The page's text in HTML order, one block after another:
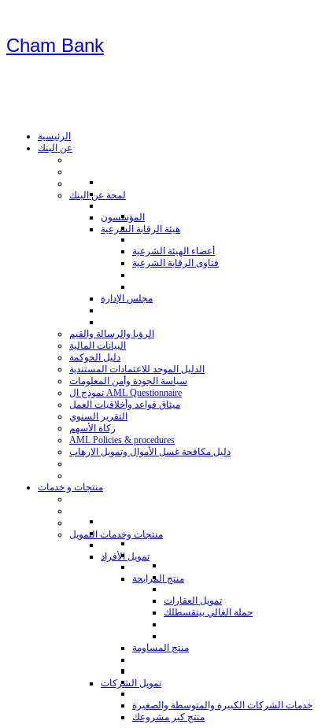
Cham Bank
الرئيسية
عن البنك
لمحة عن البنك
المؤسسون
هيئة الرقابة الشرعية
أعضاء الهيئة الشرعية
فتاوى الرقابة الشرعية
مجلس الإدارة
الرؤيا والرسالة والقيم
البيانات المالية
دليل الحوكمة
الدليل الموحد للاعتمادات المستندية
سياسة الجودة وأمن المعلومات
نموذج ال AML Questionnaire
ميثاق قواعد وأخلاقيات العمل
التقرير السنوي
زكاة الأسهم
AML Policies & procedures
دليل مكافحة غسل الأموال وتمويل الارهاب
منتجات و خدمات
منتجات وخدمات التمويل
تمويل الأفراد
منتج المرابحة
تمويل العقارات
حملة الغالي بيتقسطلك
منتج المساومة
تمويل الشركات
خدمات الشركات الكبيرة والمتوسطة والصغيرة
منتج كبر مشروعك